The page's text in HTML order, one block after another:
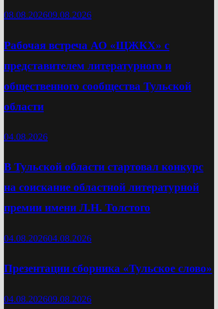
08.08.202609.08.2026
Рабочая встреча АО «ЩЖКХ» с
представителем литературного и
общественного сообщества Тульской
области
04.08.2026
В Тульской области стартовал конкурс
на соискание областной литературной
премии имени Л.Н. Толстого
04.08.202604.08.2026
Презентации сборника «Тульское слово»
04.08.202609.08.2026